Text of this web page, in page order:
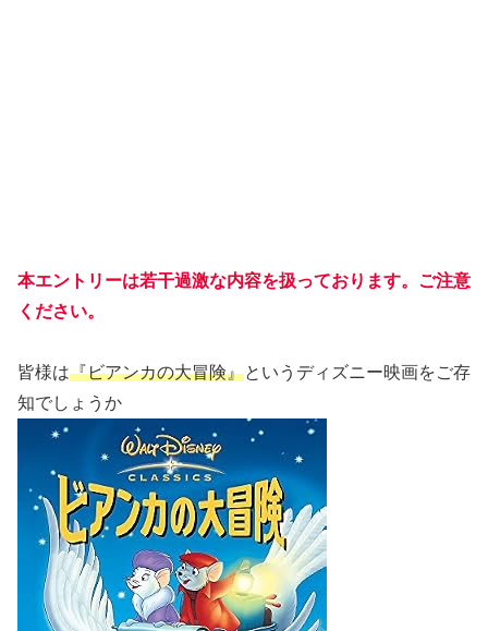
本エントリーは若干過激な内容を扱っております。ご注意
ください。
皆様は『ビアンカの大冒険』というディズニー映画をご存
知でしょうか